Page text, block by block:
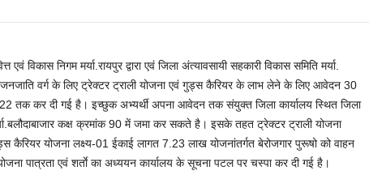
एवं विकास निगम मर्या.रायपुर द्वारा एवं जिला अंत्यावसायी सहकारी विकास समिति मर्या.
जनजाति वर्ग के लिए ट्रेक्टर ट्राली योजना एवं गुड्स कैरियर के लाभ लेने के लिए आवेदन 30
तक कर दी गई है। इच्छुक अभ्यर्थी अपना आवेदन तक संयुक्त जिला कार्यालय स्थित जिला
कक्ष क्रमांक 90 में जमा कर सकते है। इसके तहत ट्रेक्टर ट्राली योजना
योजना लक्ष्य-01 ईकाई लागत 7.23 लाख योजनांतर्गत बेरोजगार पुरूषो को वाहन
पात्रता एवं शर्ताे का अध्ययन कार्यालय के सूचना पटल पर चस्पा कर दी गई है।